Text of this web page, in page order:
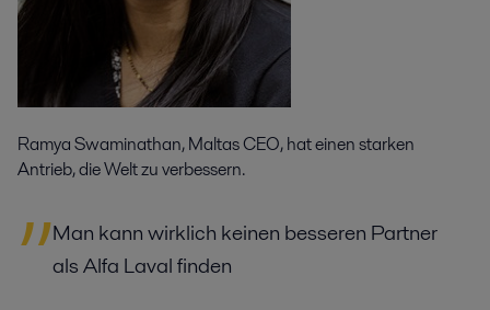
Ramya Swaminathan, Maltas CEO, hat einen starken
Antrieb, die Welt zu verbessern.
Man kann wirklich keinen besseren Partner
als Alfa Laval finden